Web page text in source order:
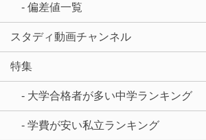
- 偏差値一覧
スタディ動画チャンネル
特集
- 大学合格者が多い中学ランキング
- 学費が安い私立ランキング